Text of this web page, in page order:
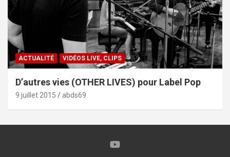
ACTUALITÉ VIDÉOS LIVE, CLIPS
D’autres vies (OTHER LIVES) pour Label Pop
9 juillet 2015 abds69